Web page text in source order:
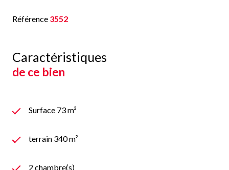
Référence 3552
Caractéristiques
de ce bien
Surface 73 m²
terrain 340 m²
2 chambre(s)